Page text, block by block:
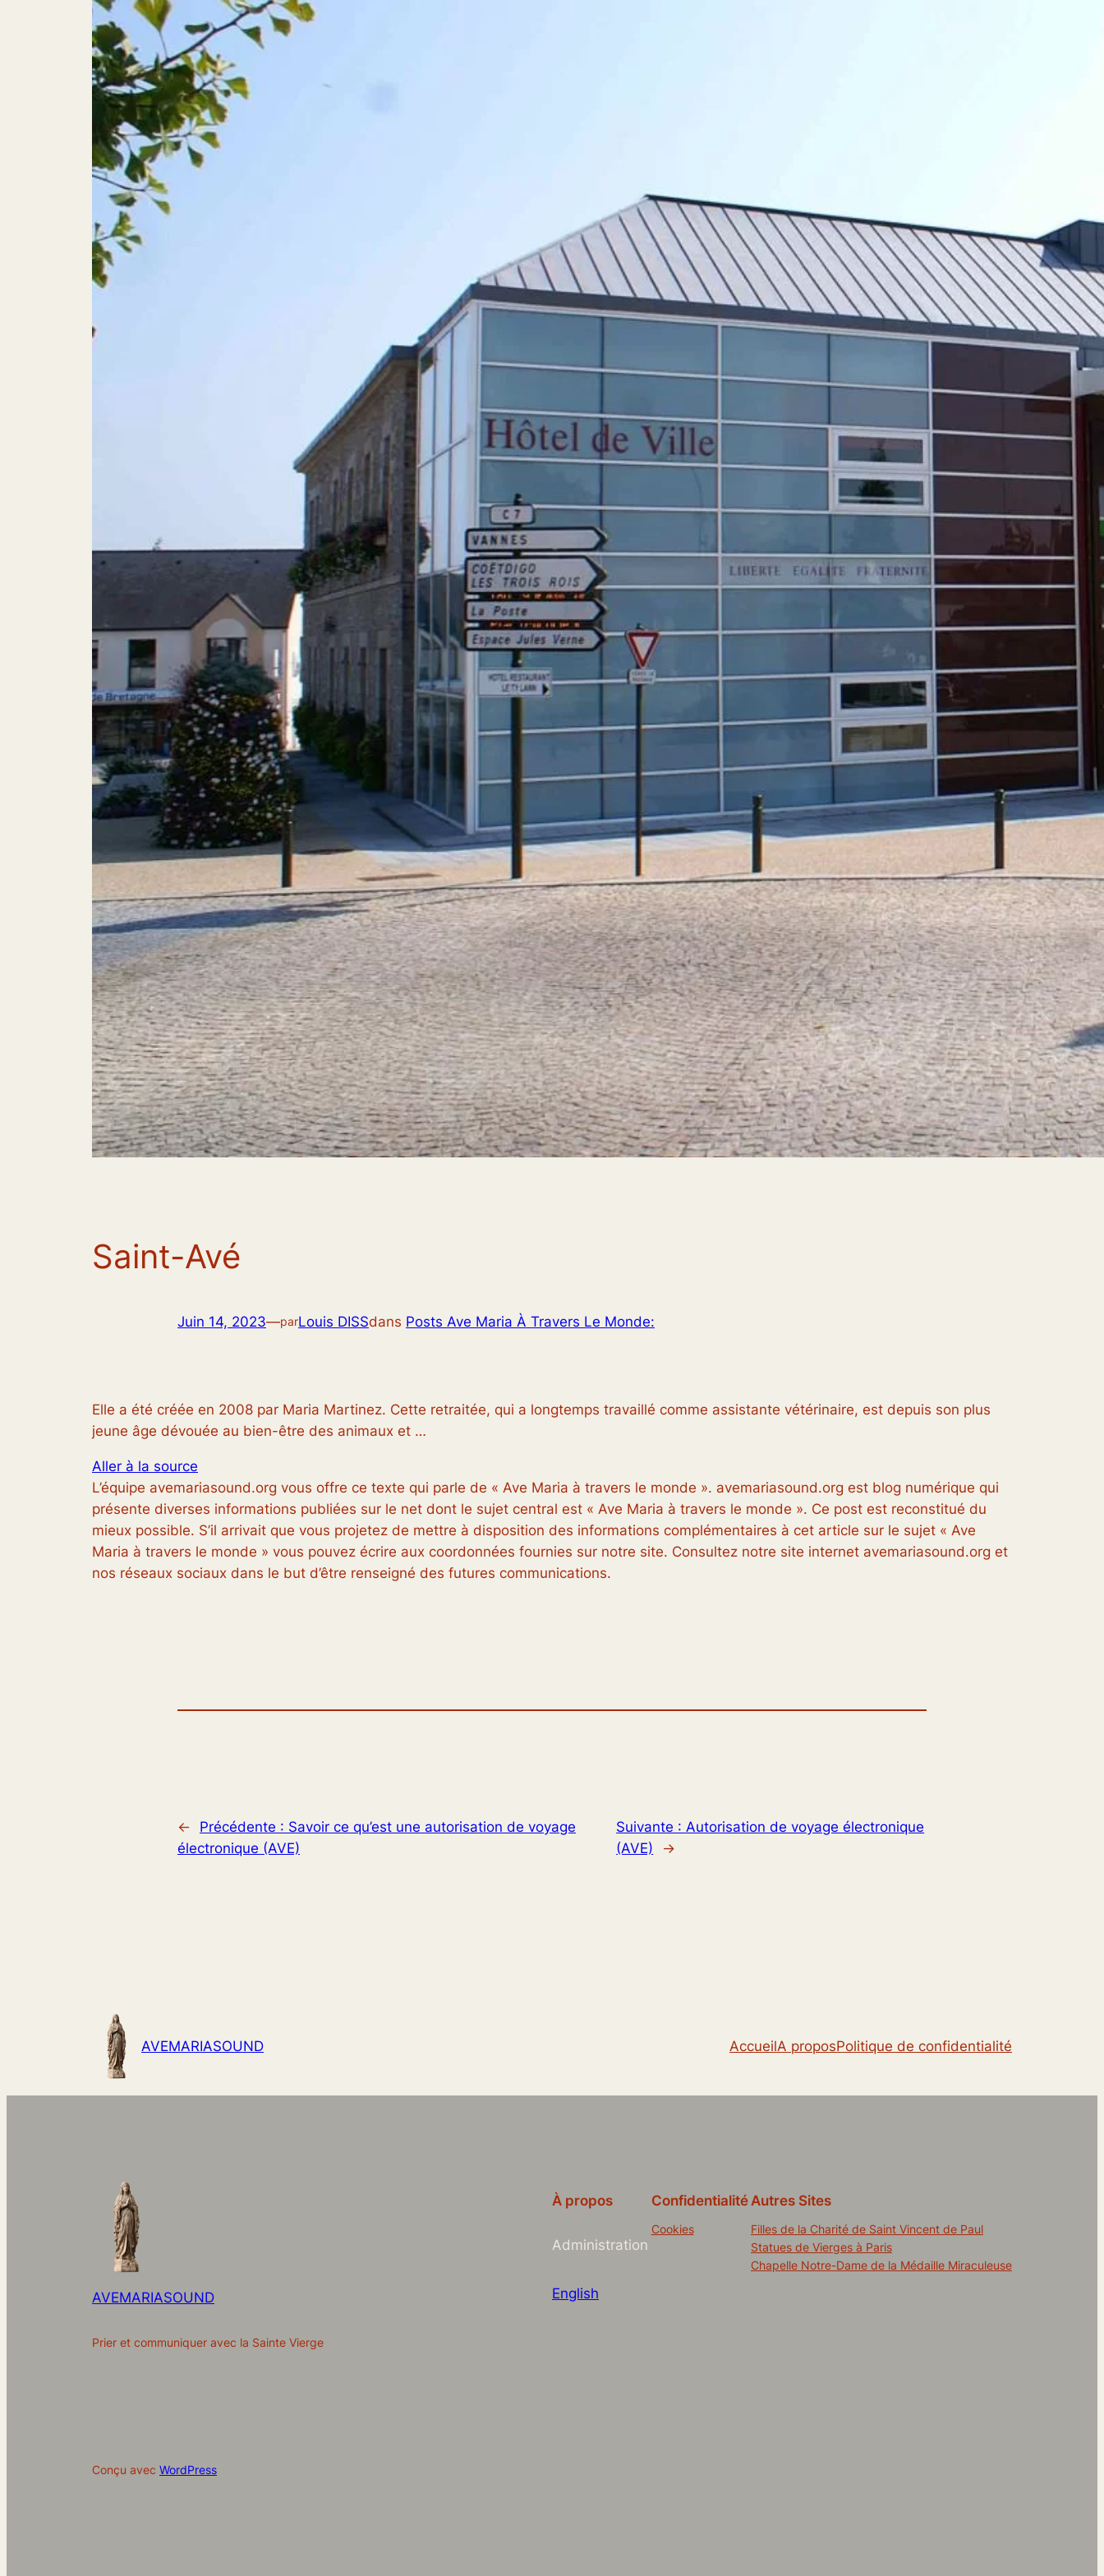
Saint-Avé
Juin 14, 2023—parLouis DISSdans Posts Ave Maria À Travers Le Monde:
Elle a été créée en 2008 par Maria Martinez. Cette retraitée, qui a longtemps travaillé comme assistante vétérinaire, est depuis son plus
jeune âge dévouée au bien-être des animaux et …
Aller à la source
L’équipe avemariasound.org vous offre ce texte qui parle de « Ave Maria à travers le monde ». avemariasound.org est blog numérique qui
présente diverses informations publiées sur le net dont le sujet central est « Ave Maria à travers le monde ». Ce post est reconstitué du
mieux possible. S’il arrivait que vous projetez de mettre à disposition des informations complémentaires à cet article sur le sujet « Ave
Maria à travers le monde » vous pouvez écrire aux coordonnées fournies sur notre site. Consultez notre site internet avemariasound.org et
nos réseaux sociaux dans le but d’être renseigné des futures communications.
← Précédente : Savoir ce qu’est une autorisation de voyage
électronique (AVE)
Suivante : Autorisation de voyage électronique
(AVE)
→
AVEMARIASOUND AccueilA proposPolitique de confidentialité
AVEMARIASOUND
Prier et communiquer avec la Sainte Vierge
À propos
Administration
English
Confidentialité
Cookies
Autres Sites
Filles de la Charité de Saint Vincent de Paul
Statues de Vierges à Paris
Chapelle Notre-Dame de la Médaille Miraculeuse
Conçu avec WordPress